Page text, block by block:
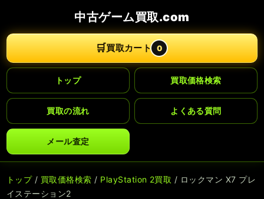
中古ゲーム買取.com
🛒買取カート 0
トップ 買取価格検索
買取の流れ よくある質問
メール査定
トップ/ 買取価格検索 / PlayStation 2買取 / ロックマン X7 プレ
イステーション2